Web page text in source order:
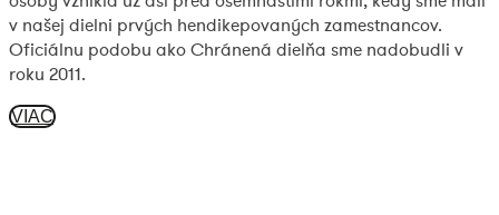
v našej dielni prvých hendikepovaných zamestnancov.
Oficiálnu podobu ako Chránená dielňa sme nadobudli v
roku 2011.
VIAC